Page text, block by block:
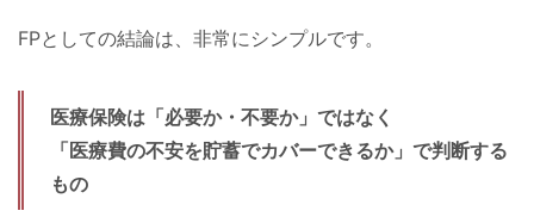
FPとしての結論は、非常にシンプルです。
医療保険は「必要か・不要か」ではなく
「医療費の不安を貯蓄でカバーできるか」で判断する
もの